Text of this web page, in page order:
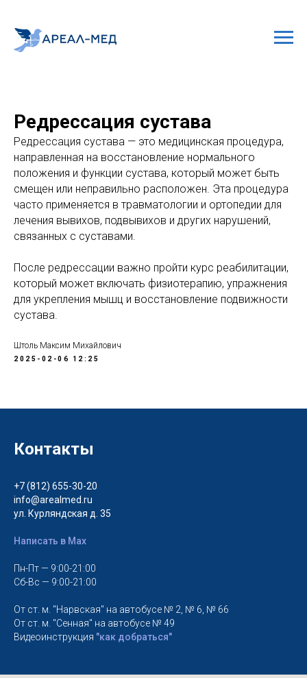
Редрессация сустава
Редрессация сустава — это медицинская процедура,
направленная на восстановление нормального
положения и функции сустава, который может быть
смещен или неправильно расположен. Эта процедура
часто применяется в травматологии и ортопедии для
лечения вывихов, подвывихов и других нарушений,
связанных с суставами.
После редрессации важно пройти курс реабилитации,
который может включать физиотерапию, упражнения
для укрепления мышц и восстановление подвижности
сустава.
Штоль Максим Михайлович
2025-02-06 12:25
Контакты
+7 (812) 655-30-20
info@arealmed.ru
ул. Курляндская д. 35
Написать в Max
Пн-Пт — 9:00-21:00
Сб-Вс — 9:00-21:00
От ст. м. "Нарвская" на автобусе № 2, № 6, № 66
От ст. м. "Сенная" на автобусе № 49
Видеоинструкция "как добраться"